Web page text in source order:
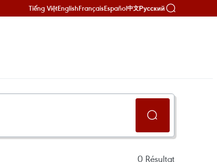
Tiếng ViệtEnglishFrançaisEspañol中文Русский
0 Résultat